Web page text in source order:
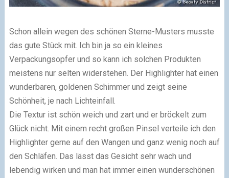
Schon allein wegen des schönen Sterne-Musters musste
das gute Stück mit. Ich bin ja so ein kleines
Verpackungsopfer und so kann ich solchen Produkten
meistens nur selten widerstehen. Der Highlighter hat einen
wunderbaren, goldenen Schimmer und zeigt seine
Schönheit, je nach Lichteinfall.
Die Textur ist schön weich und zart und er bröckelt zum
Glück nicht. Mit einem recht großen Pinsel verteile ich den
Highlighter gerne auf den Wangen und ganz wenig noch auf
den Schläfen. Das lässt das Gesicht sehr wach und
lebendig wirken und man hat immer einen wunderschönen